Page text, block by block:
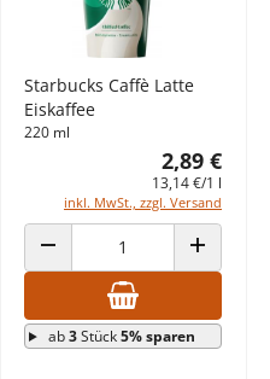
ERHÖHEN
Starbucks Caffè Latte
Eiskaffee
220 ml
2,89 €
13,14 €/1 l
inkl. MwSt., zzgl. Versand
ANZAHL VERRINGERN ANZAHL
ab3Stück5% sparen